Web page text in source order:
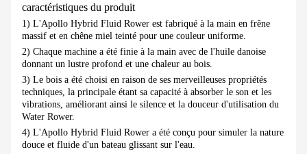
caractéristiques du produit
1) L'Apollo Hybrid Fluid Rower est fabriqué à la main en frêne
massif et en chêne miel teinté pour une couleur uniforme.
2) Chaque machine a été finie à la main avec de l'huile danoise
donnant un lustre profond et une chaleur au bois.
3) Le bois a été choisi en raison de ses merveilleuses propriétés
techniques, la principale étant sa capacité à absorber le son et les
vibrations, améliorant ainsi le silence et la douceur d'utilisation du
Water Rower.
4) L'Apollo Hybrid Fluid Rower a été conçu pour simuler la nature
douce et fluide d'un bateau glissant sur l'eau.